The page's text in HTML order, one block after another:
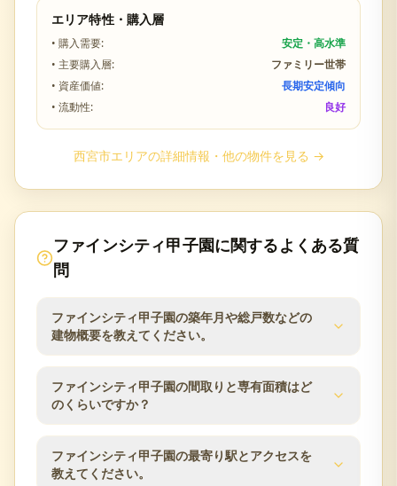
エリア特性・購入層
• 購入需要:
安定・高水準
• 主要購入層:
ファミリー世帯
• 資産価値:
長期安定傾向
• 流動性:
良好
西宮市エリアの詳細情報・他の物件を見る →
ファインシティ甲子園に関するよくある質
問
ファインシティ甲子園の築年月や総戸数などの
建物概要を教えてください。
ファインシティ甲子園の建物概要は次のとおりで
す。築年月は2017年3月、総戸数は145戸、建物は7
所有権です。分譲会社は京阪電鉄不動産アートプラ
ンニング長谷工コーポレーション、施工会社は長谷
工コーポレーション、管理会社は長谷工コミュニテ
ファインシティ甲子園の間取りと専有面積はど
のくらいですか？
ファインシティ甲子園の分譲時の公表値では、間取
りは2LDK〜5LDK、専有面積は63.74m²〜
ファインシティ甲子園の最寄り駅とアクセスを
教えてください。